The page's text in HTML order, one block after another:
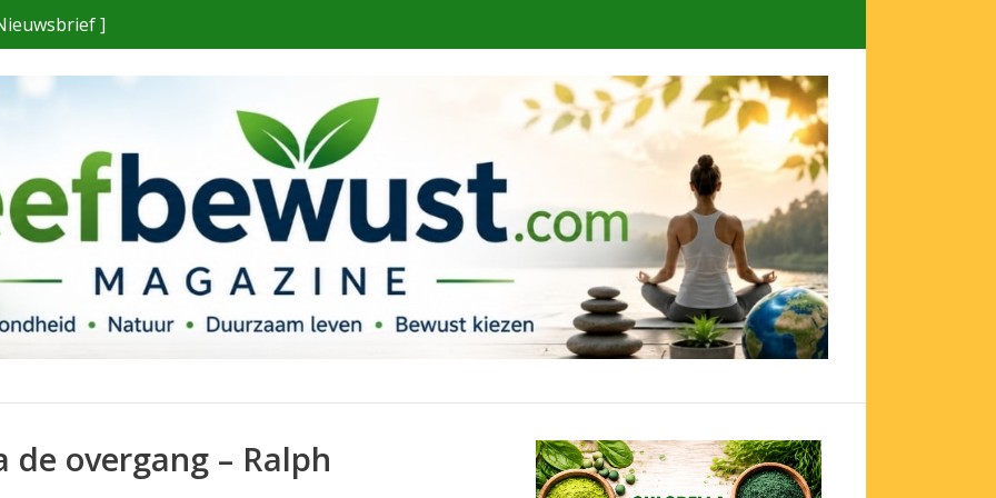
]
overgang – Ralph